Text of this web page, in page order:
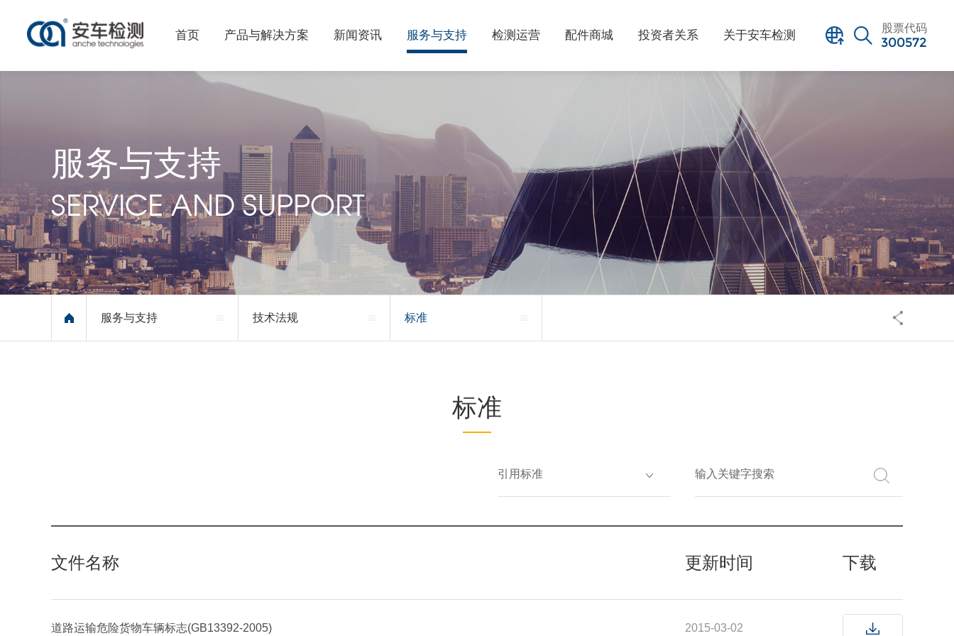
股票代码
300572
首页 产品与解决方案 新闻资讯 服务与支持 检测运营 配件商城 投资者关系 关于安车检测
服务与支持
SERVICE AND SUPPORT
服务与支持 技术法规 标准
标准
引用标准
文件名称 更新时间 下载
道路运输危险货物车辆标志(GB13392-2005) 2015-03-02